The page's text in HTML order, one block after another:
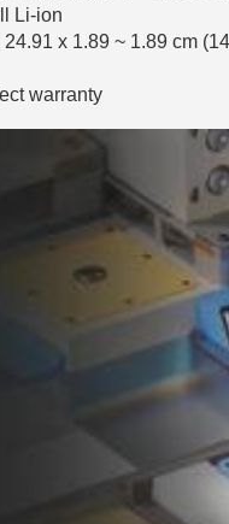
Li-ion
x 1.89 ~ 1.89 cm
warranty